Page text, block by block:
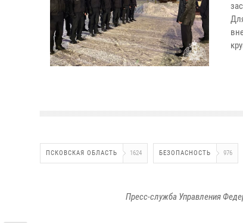
ПСКОВСКАЯ ОБЛАСТЬ 1624 БЕЗОПАСНОСТЬ 976
Пресс-служба Управления